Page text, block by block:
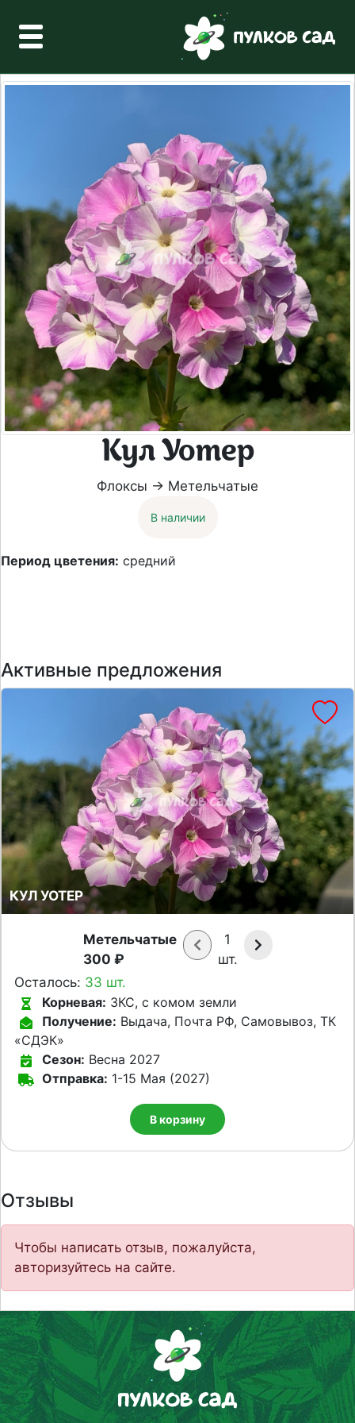
Кул Уотер
Флоксы → Метельчатые
В наличии
Период цветения: средний
Активные предложения
КУЛ УОТЕР
Метельчатые
300 ₽
1
шт.
Осталось: 33 шт.
Корневая: ЗКС, с комом земли
Получение: Выдача, Почта РФ, Самовывоз, ТК
«СДЭК»
Сезон: Весна 2027
Отправка: 1-15 Мая (2027)
В корзину
Отзывы
Чтобы написать отзыв, пожалуйста,
авторизуйтесь на сайте.